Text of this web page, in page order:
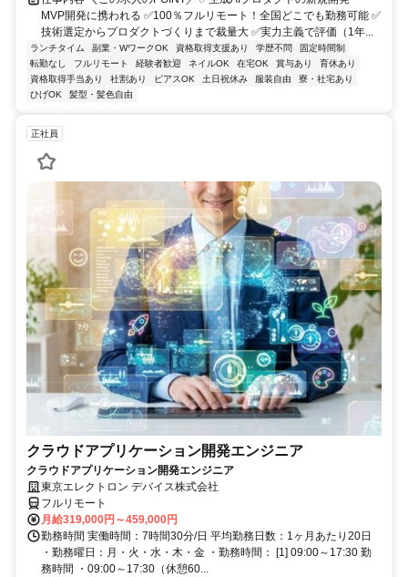
MVP開発に携われる ✅100％フルリモート！全国どこでも勤務可能 ✅
技術選定からプロダクトづくりまで裁量大 ✅実力主義で評価（1年...
ランチタイム 副業・WワークOK 資格取得支援あり 学歴不問
固定時間制
転勤なし
フルリモート 経験者歓迎 ネイルOK 在宅OK 賞与あり
育休あり
資格取得手当あり
社割あり ピアスOK 土日祝休み 服装自由
寮・社宅あり
ひげOK
髪型・髪色自由
正社員
クラウドアプリケーション開発エンジニア
クラウドアプリケーション開発エンジニア
東京エレクトロン デバイス株式会社
フルリモート
月給319,000円～459,000円
勤務時間 実働時間：7時間30分/日 平均勤務日数：1ヶ月あたり20日
・勤務曜日：月・火・水・木・金 ・勤務時間： [1] 09:00～17:30 勤
務時間 ・09:00～17:30（休憩60...